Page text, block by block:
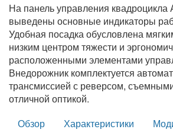
На панель управления квадроцикла
выведены основные индикаторы
Удобная посадка обусловлена
низким центром тяжести и
расположенными элементами
Внедорожник комплектуется
трансмиссией с реверсом,
отличной оптикой.
Обзор
Характеристики